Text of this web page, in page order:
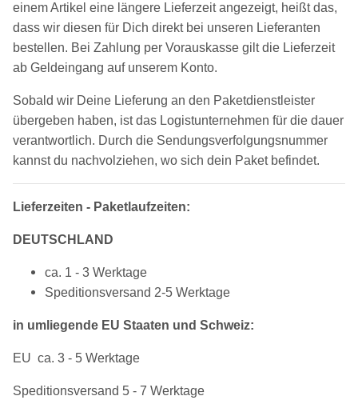
einem Artikel eine längere Lieferzeit angezeigt, heißt das,
dass wir diesen für Dich direkt bei unseren Lieferanten
bestellen. Bei Zahlung per Vorauskasse gilt die Lieferzeit
ab Geldeingang auf unserem Konto.
Sobald wir Deine Lieferung an den Paketdienstleister
übergeben haben, ist das Logistunternehmen für die dauer
verantwortlich. Durch die Sendungsverfolgungsnummer
kannst du nachvolziehen, wo sich dein Paket befindet.
Lieferzeiten - Paketlaufzeiten:
DEUTSCHLAND
ca. 1 - 3 Werktage
Speditionsversand 2-5 Werktage
in umliegende EU Staaten und Schweiz:
EU ca. 3 - 5 Werktage
Speditionsversand 5 - 7 Werktage